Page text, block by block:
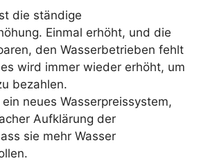
die ständige
Einmal erhöht, und die
den Wasserbetrieben fehlt
wird immer wieder erhöht, um
bezahlen.
neues Wasserpreissystem,
Aufklärung der
sie mehr Wasser